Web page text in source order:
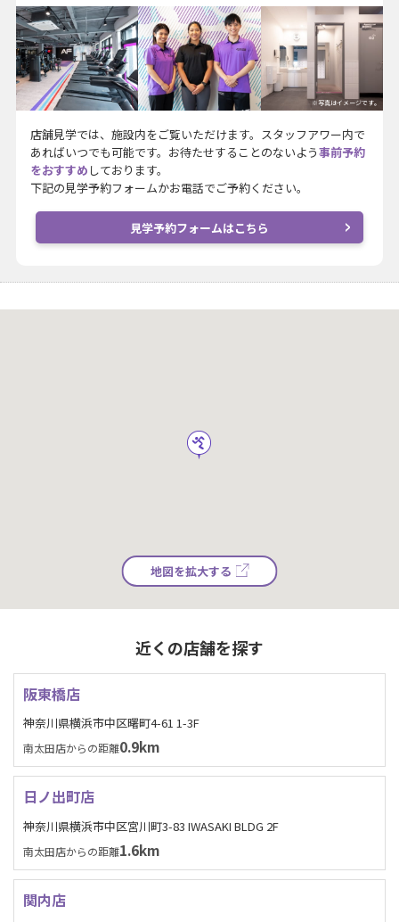
※写真はイメージです。
店舗見学では、施設内をご覧いただけます。スタッフアワー内で
あればいつでも可能です。お待たせすることのないよう事前予約
をおすすめ しております。
下記の見学予約フォームかお電話でご予約ください。
見学予約フォームはこちら
地図を拡大する
近くの店舗を探す
阪東橋店
神奈川県横浜市中区曙町4-61 1-3F
南太田店からの距離0.9km
日ノ出町店
神奈川県横浜市中区宮川町3-83 IWASAKI BLDG 2F
南太田店からの距離1.6km
関内店